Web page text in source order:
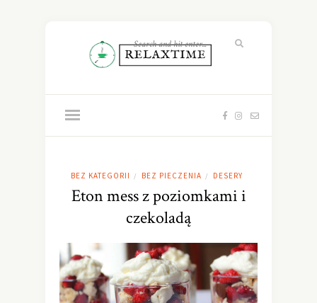
BEZ KATEGORII / BEZ PIECZENIA / DESERY
Eton mess z poziomkami i
czekoladą